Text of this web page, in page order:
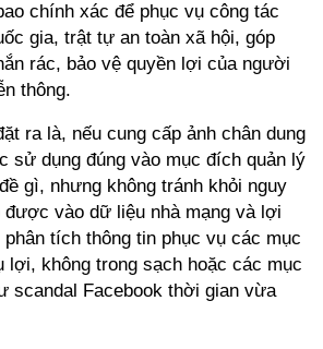
chính xác để phục vụ công tác
gia, trật tự an toàn xã hội, góp
rác, bảo vệ quyền lợi của người
thông.
ra là, nếu cung cấp ảnh chân dung
sử dụng đúng vào mục đích quản lý
gì, nhưng không tránh khỏi nguy
vào dữ liệu nhà mạng và lợi
phân tích thông tin phục vụ các mục
lợi, không trong sạch hoặc các mục
scandal Facebook thời gian vừa